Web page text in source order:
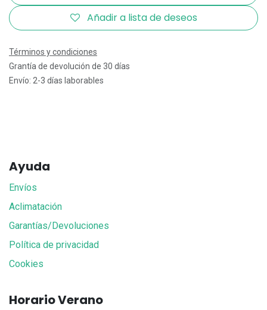
Añadir a lista de deseos
Términos y condiciones
Grantía de devolución de 30 días
Envío: 2-3 días laborables
Ayuda
Envíos
Aclimatación
Garantías/Devoluciones
Política de privacidad
Cookies
Horario Verano